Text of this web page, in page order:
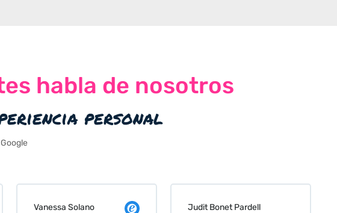
habla de nosotros
personal
Vanessa Solano Judit Bonet Pardell